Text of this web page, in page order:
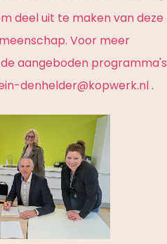
deel uit te maken van deze
Voor meer
aangeboden programma's
denhelder@kopwerk.nl .